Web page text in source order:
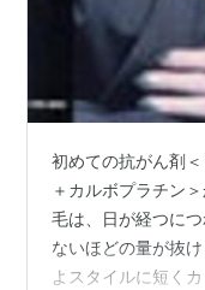
初めての抗がん剤
＋カルボプラチン
毛は、日が経つに
ないほどの量が抜
よスタイルに短く